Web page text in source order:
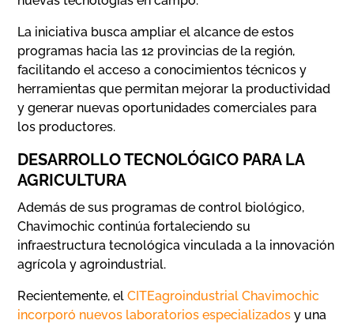
La iniciativa busca ampliar el alcance de estos
programas hacia las 12 provincias de la región,
facilitando el acceso a conocimientos técnicos y
herramientas que permitan mejorar la productividad
y generar nuevas oportunidades comerciales para
los productores.
DESARROLLO TECNOLÓGICO PARA LA
AGRICULTURA
Además de sus programas de control biológico,
Chavimochic continúa fortaleciendo su
infraestructura tecnológica vinculada a la innovación
agrícola y agroindustrial.
Recientemente, elCITEagroindustrial Chavimochic
incorporó nuevos laboratorios especializados y una